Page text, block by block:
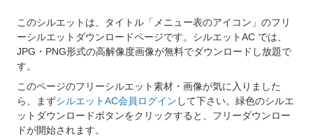
このシルエットは、タイトル「メニュー表のアイコン」のフリ
ーシルエットダウンロードページです。シルエットAC では、
JPG・PNG形式の高解像度画像が無料でダウンロードし放題で
す。
このページのフリーシルエット素材・画像が気に入りました
ら、まずシルエットAC会員ログイン して下さい。緑色のシルエ
ットダウンロードボタンをクリックすると、フリーダウンロー
ドが開始されます。